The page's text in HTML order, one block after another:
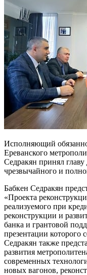
Исполняющий
Ереванского
Седракян принял
чрезвычайного и
Бабкен Седракян
«Проекта
реализуемого при
реконструкции и
банка и грантовой
презентации которого
Седракян также
развития
современных
новых вагонов,